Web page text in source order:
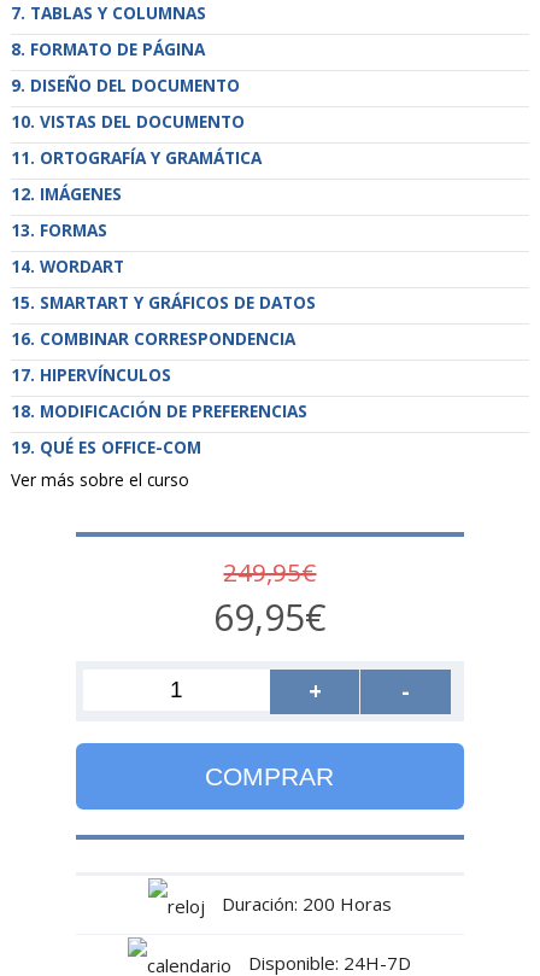
TABLAS Y COLUMNAS
FORMATO DE PÁGINA
DISEÑO DEL DOCUMENTO
VISTAS DEL DOCUMENTO
ORTOGRAFÍA Y GRAMÁTICA
IMÁGENES
FORMAS
WORDART
SMARTART Y GRÁFICOS DE DATOS
COMBINAR CORRESPONDENCIA
HIPERVÍNCULOS
MODIFICACIÓN DE PREFERENCIAS
QUÉ ES OFFICE-COM
Ver más sobre el curso
249,95€
69,95€
+ -
COMPRAR
Duración: 200 Horas
Disponible: 24H-7D